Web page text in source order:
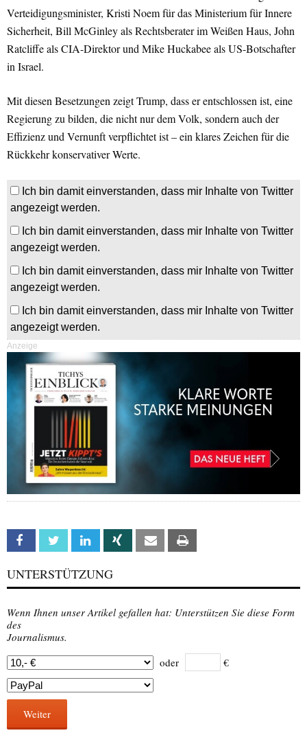
Verteidigungsminister, Kristi Noem für das Ministerium für Innere
Sicherheit, Bill McGinley als Rechtsberater im Weißen Haus, John
Ratcliffe als CIA-Direktor und Mike Huckabee als US-Botschafter
in Israel.
Mit diesen Besetzungen zeigt Trump, dass er entschlossen ist, eine
Regierung zu bilden, die nicht nur dem Volk, sondern auch der
Effizienz und Vernunft verpflichtet ist – ein klares Zeichen für die
Rückkehr konservativer Werte.
Ich bin damit einverstanden, dass mir Inhalte von Twitter
angezeigt werden.
Ich bin damit einverstanden, dass mir Inhalte von Twitter
angezeigt werden.
Ich bin damit einverstanden, dass mir Inhalte von Twitter
angezeigt werden.
Ich bin damit einverstanden, dass mir Inhalte von Twitter
angezeigt werden.
Anzeige
Facebook Twitter Linkedin Xing Email
UNTERSTÜTZUNG
Wenn Ihnen unser Artikel gefallen hat: Unterstützen Sie diese Form
des
Journalismus.
oder
€
Weiter